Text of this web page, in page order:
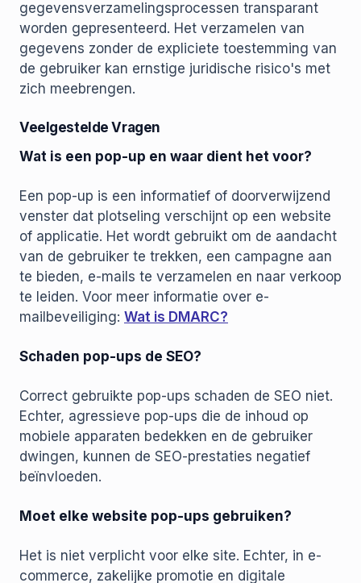
gegevensverzamelingsprocessen transparant
worden gepresenteerd. Het verzamelen van
gegevens zonder de expliciete toestemming van
de gebruiker kan ernstige juridische risico's met
zich meebrengen.
Veelgestelde Vragen
Wat is een pop-up en waar dient het voor?
Een pop-up is een informatief of doorverwijzend
venster dat plotseling verschijnt op een website
of applicatie. Het wordt gebruikt om de aandacht
van de gebruiker te trekken, een campagne aan
te bieden, e-mails te verzamelen en naar verkoop
te leiden. Voor meer informatie over e-
mailbeveiliging: Wat is DMARC?
Schaden pop-ups de SEO?
Correct gebruikte pop-ups schaden de SEO niet.
Echter, agressieve pop-ups die de inhoud op
mobiele apparaten bedekken en de gebruiker
dwingen, kunnen de SEO-prestaties negatief
beïnvloeden.
Moet elke website pop-ups gebruiken?
Het is niet verplicht voor elke site. Echter, in e-
commerce, zakelijke promotie en digitale